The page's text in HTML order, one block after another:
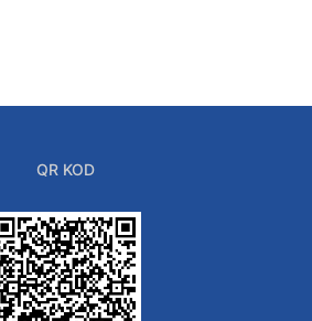
QR KOD